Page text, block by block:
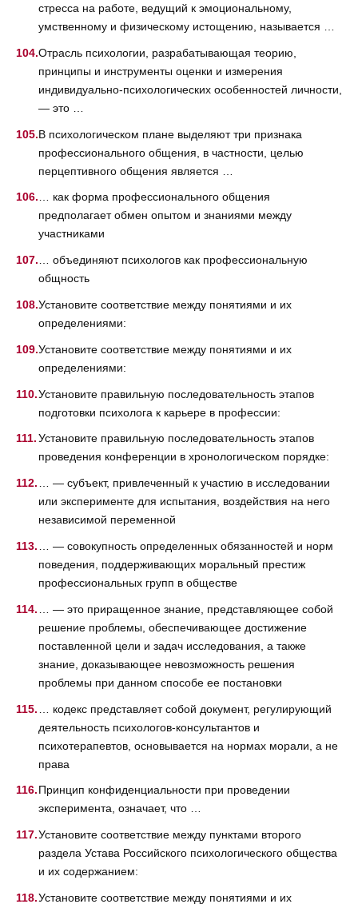
стресса на работе, ведущий к эмоциональному,
умственному и физическому истощению, называется …
Отрасль психологии, разрабатывающая теорию,
принципы и инструменты оценки и измерения
индивидуально-психологических особенностей личности,
— это …
В психологическом плане выделяют три признака
профессионального общения, в частности, целью
перцептивного общения является …
… как форма профессионального общения
предполагает обмен опытом и знаниями между
участниками
… объединяют психологов как профессиональную
общность
Установите соответствие между понятиями и их
определениями:
Установите соответствие между понятиями и их
определениями:
Установите правильную последовательность этапов
подготовки психолога к карьере в профессии:
Установите правильную последовательность этапов
проведения конференции в хронологическом порядке:
… — субъект, привлеченный к участию в исследовании
или эксперименте для испытания, воздействия на него
независимой переменной
… — совокупность определенных обязанностей и норм
поведения, поддерживающих моральный престиж
профессиональных групп в обществе
… — это приращенное знание, представляющее собой
решение проблемы, обеспечивающее достижение
поставленной цели и задач исследования, а также
знание, доказывающее невозможность решения
проблемы при данном способе ее постановки
… кодекс представляет собой документ, регулирующий
деятельность психологов-консультантов и
психотерапевтов, основывается на нормах морали, а не
права
Принцип конфиденциальности при проведении
эксперимента, означает, что …
Установите соответствие между пунктами второго
раздела Устава Российского психологического общества
и их содержанием:
Установите соответствие между понятиями и их